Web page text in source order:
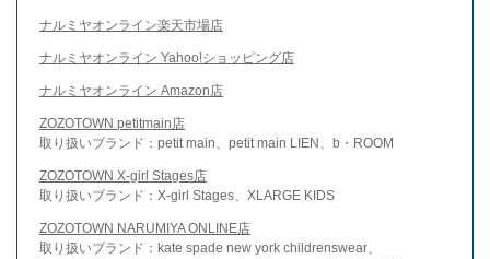
ナルミヤオンライン楽天市場店
ナルミヤオンライン Yahoo!ショッピング店
ナルミヤオンライン Amazon店
ZOZOTOWN petitmain店
取り扱いブランド：petit main、petit main LIEN、b・ROOM
ZOZOTOWN X-girl Stages店
取り扱いブランド：X-girl Stages、XLARGE KIDS
ZOZOTOWN NARUMIYA ONLINE店
取り扱いブランド：kate spade new york childrenswear、